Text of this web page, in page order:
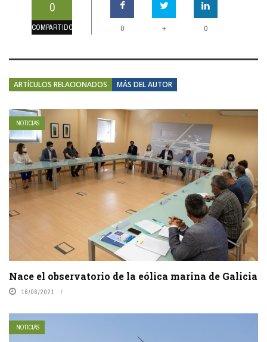
0
COMPARTIDOS 0 + 0
ARTÍCULOS RELACIONADOS MÁS DEL AUTOR
NOTICIAS
Nace el observatorio de la eólica marina de Galicia
16/06/2021
NOTICIAS